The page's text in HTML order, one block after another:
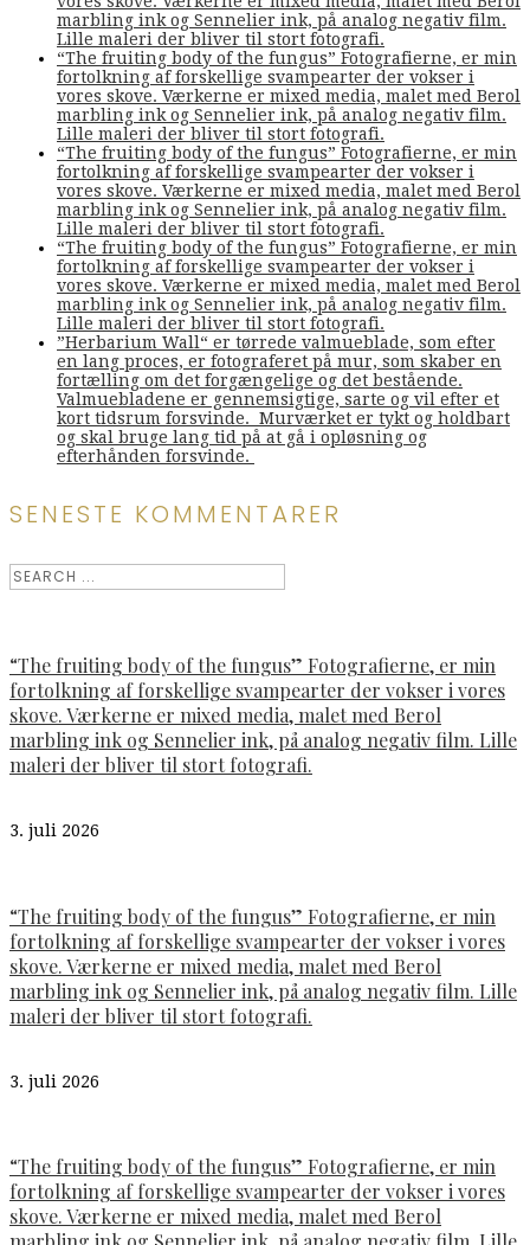
marbling ink og Sennelier ink, på analog negativ film.
Lille maleri der bliver til stort fotografi.
“The fruiting body of the fungus” Fotografierne, er min
fortolkning af forskellige svampearter der vokser i
vores skove. Værkerne er mixed media, malet med Berol
marbling ink og Sennelier ink, på analog negativ film.
Lille maleri der bliver til stort fotografi.
“The fruiting body of the fungus” Fotografierne, er min
fortolkning af forskellige svampearter der vokser i
vores skove. Værkerne er mixed media, malet med Berol
marbling ink og Sennelier ink, på analog negativ film.
Lille maleri der bliver til stort fotografi.
“The fruiting body of the fungus” Fotografierne, er min
fortolkning af forskellige svampearter der vokser i
vores skove. Værkerne er mixed media, malet med Berol
marbling ink og Sennelier ink, på analog negativ film.
Lille maleri der bliver til stort fotografi.
”Herbarium Wall“ er tørrede valmueblade, som efter
en lang proces, er fotograferet på mur, som skaber en
fortælling om det forgængelige og det bestående.
Valmuebladene er gennemsigtige, sarte og vil efter et
kort tidsrum forsvinde. Murværket er tykt og holdbart
og skal bruge lang tid på at gå i opløsning og
efterhånden forsvinde.
SENESTE KOMMENTARER
“The fruiting body of the fungus” Fotografierne, er min
fortolkning af forskellige svampearter der vokser i vores
skove. Værkerne er mixed media, malet med Berol
marbling ink og Sennelier ink, på analog negativ film. Lille
maleri der bliver til stort fotografi.
3. juli 2026
“The fruiting body of the fungus” Fotografierne, er min
fortolkning af forskellige svampearter der vokser i vores
skove. Værkerne er mixed media, malet med Berol
marbling ink og Sennelier ink, på analog negativ film. Lille
maleri der bliver til stort fotografi.
3. juli 2026
“The fruiting body of the fungus” Fotografierne, er min
fortolkning af forskellige svampearter der vokser i vores
skove. Værkerne er mixed media, malet med Berol